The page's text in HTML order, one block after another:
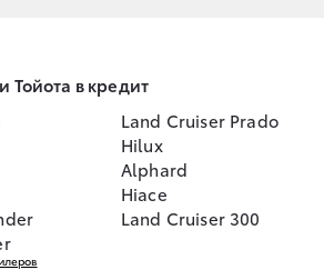
Тойота в кредит
Land Cruiser Prado
Hilux
Alphard
Hiace
Land Cruiser 300